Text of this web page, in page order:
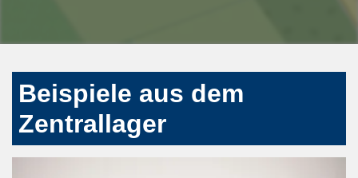
Beispiele aus dem
Zentrallager